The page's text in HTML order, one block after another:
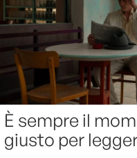
È sempre il
giusto per